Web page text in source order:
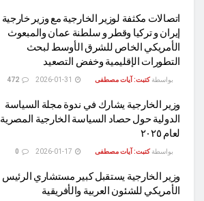
اتصالات مكثفة لوزير الخارجية مع وزير خارجية
إيران و تركيا وقطر و سلطنة عمان والمبعوث
الأمريكي الخاص للشرق الأوسط لبحث
التطورات الإقليمية وخفض التصعيد
بواسطة كتبت: آيات مصطفى
وزير الخارجية يشارك في ندوة مجلة السياسة
الدولية حول حصاد السياسة الخارجية المصرية
لعام ٢٠٢٥
بواسطة كتبت: آيات مصطفى
وزير الخارجية يستقبل كبير مستشاري الرئيس
الأمريكي للشئون العربية والأفريقية